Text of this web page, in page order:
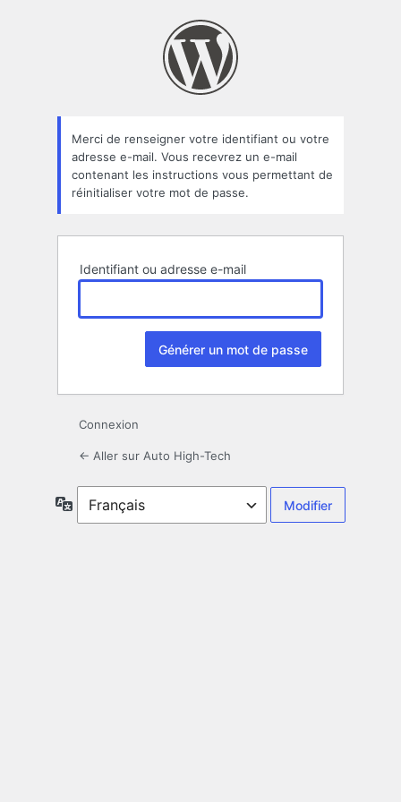
oublié
Merci de renseigner votre identifiant ou votre
adresse e-mail. Vous recevrez un e-mail
contenant les instructions vous permettant de
réinitialiser votre mot de passe.
Identifiant ou adresse e-mail
Connexion
← Aller sur Auto High-Tech
Langue